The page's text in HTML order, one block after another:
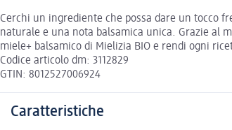
Cerchi un ingrediente che possa dare un tocco
naturale e una nota balsamica unica. Grazie al
miele+ balsamico di Mielizia BIO e rendi ogni
Codice articolo dm: 3112829
GTIN: 8012527006924
Caratteristiche